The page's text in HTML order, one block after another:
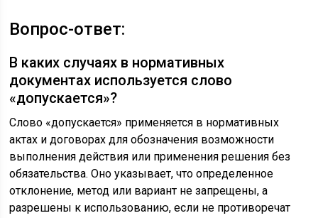
Вопрос-ответ:
В каких случаях в нормативных
документах используется слово
«допускается»?
Слово «допускается» применяется в нормативных
актах и договорах для обозначения возможности
выполнения действия или применения решения без
обязательства. Оно указывает, что определенное
отклонение, метод или вариант не запрещены, а
разрешены к использованию, если не противоречат